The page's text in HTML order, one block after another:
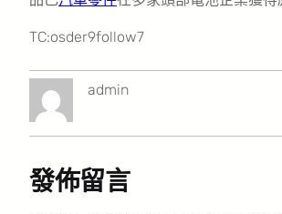
TC:osder9follow7
admin
發佈留言